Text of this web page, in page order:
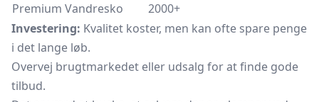
Premium Vandresko
2000+
Investering: Kvalitet koster, men kan ofte spare penge
i det lange løb.
Overvej brugtmarkedet eller udsalg for at finde gode
tilbud.